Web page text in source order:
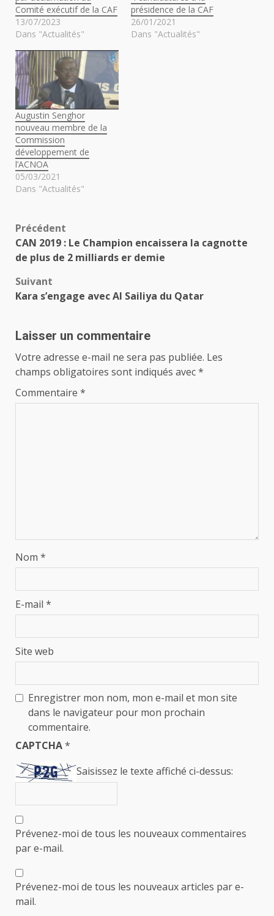
Comité exécutif de la CAF
13/07/2023
Dans "Actualités"
présidence de la CAF
26/01/2021
Dans "Actualités"
Augustin Senghor
nouveau membre de la
Commission
développement de
l’ACNOA
05/03/2021
Dans "Actualités"
Navigation
d’article
Précédent
CAN 2019 : Le Champion encaissera la cagnotte
de plus de 2 milliards er demie
Suivant
Kara s’engage avec Al Sailiya du Qatar
Laisser un commentaire
Votre adresse e-mail ne sera pas publiée. Les
champs obligatoires sont indiqués avec*
Commentaire *
Nom *
E-mail *
Site web
Enregistrer mon nom, mon e-mail et mon site
dans le navigateur pour mon prochain
commentaire.
CAPTCHA*
Saisissez le texte affiché ci-dessus:
Prévenez-moi de tous les nouveaux commentaires
par e-mail.
Prévenez-moi de tous les nouveaux articles par e-
mail.